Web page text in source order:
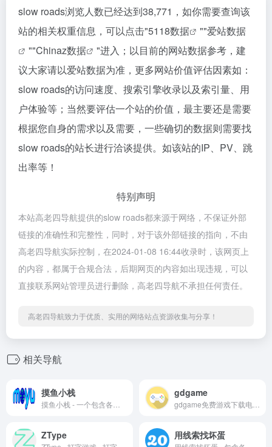
slow roads浏览人数已经达到38,771，如你需要查询该
站的相关权重信息，可以点击"5118数据 ""爱站数据
""Chinaz数据
"进入；以目前的网站数据参考，建
议大家请以爱站数据为准，更多网站价值评估因素如：
slow roads的访问速度、搜索引擎收录以及索引量、用
户体验等；当然要评估一个站的价值，最主要还是需要
根据您自身的需求以及需要，一些确切的数据则需要找
slow roads的站长进行洽谈提供。如该站的IP、PV、跳
出率等！
特别声明
本站高老四导航提供的slow roads都来源于网络，不保证外部
链接的准确性和完整性，同时，对于该外部链接的指向，不由
高老四导航实际控制，在2024-01-08 16:44收录时，该网页上
的内容，都属于合规合法，后期网页的内容如出现违规，可以
直接联系网站管理员进行删除，高老四导航不承担任何责任。
高老四导航致力于优质、实用的网络站点资源收集与分享！
相关导航
摸鱼小栈 gdgame
ZType 用线索找坏蛋